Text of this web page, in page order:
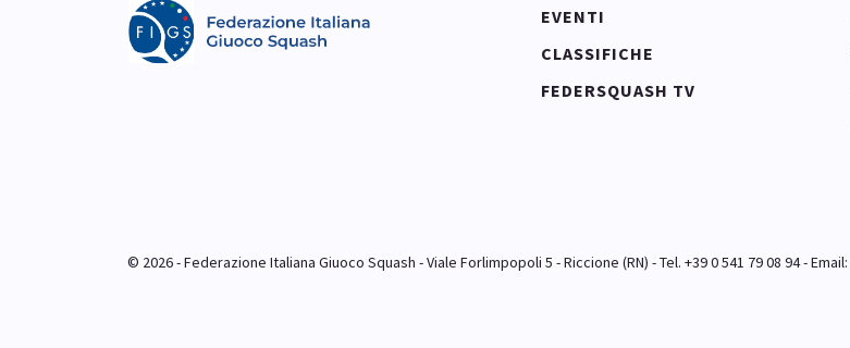
EVENTI
CLASSIFICHE
FEDERSQUASH TV
© 2026 - Federazione Italiana Giuoco Squash - Viale Forlimpopoli 5 - Riccione (RN) - Tel. +39 0 541 79 08 94 - Email: